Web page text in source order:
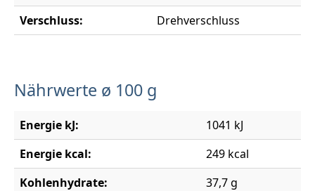
Verschluss:
Drehverschluss
Nährwerte ø 100 g
Energie kJ:
1041 kJ
Energie kcal:
249 kcal
Kohlenhydrate:
37,7 g